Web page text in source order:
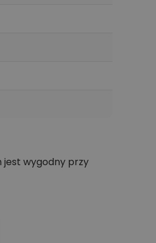
jest wygodny przy